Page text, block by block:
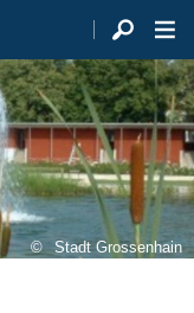
Stadt Grossenhain